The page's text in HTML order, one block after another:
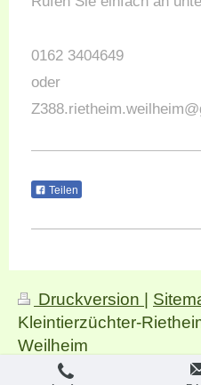
0162 3404649
oder
Teilen
Druckversion
Kleintierzüchter-
Weilheim